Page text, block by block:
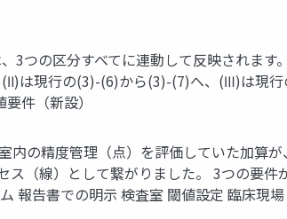
つの区分すべてに連動して反映されま
は現行の(3)-(6)から(3)-(7)へ、(Ⅲ)は現
件（新設）
内の精度管理（点）を評価していた加算
（線）として繋がりました。 3つの要件
報告書での明示 検査室 閾値設定 臨床現